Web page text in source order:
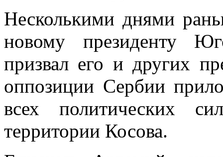
Несколькими днями
новому президенту
призвал его и других
оппозиции Сербии
всех политических
территории Косова.